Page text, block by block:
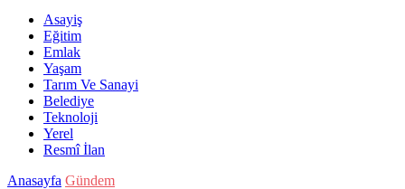
Asayiş
Eğitim
Emlak
Yaşam
Tarım Ve Sanayi
Belediye
Teknoloji
Yerel
Resmî İlan
Anasayfa Gündem